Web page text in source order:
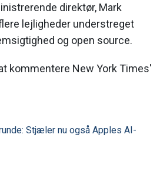
direktør, Mark
lejligheder understreget
og open source.
kommentere New York Times'
Stjæler nu også Apples AI-